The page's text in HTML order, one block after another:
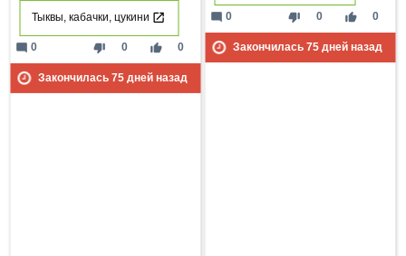
thumb_down 0 thumb_up 0
mode_comment 0
Закончилась 75дней назад
Тыквы, кабачки, цукини
thumb_down 0 thumb_up 0
mode_comment 0
Закончилась 75дней назад